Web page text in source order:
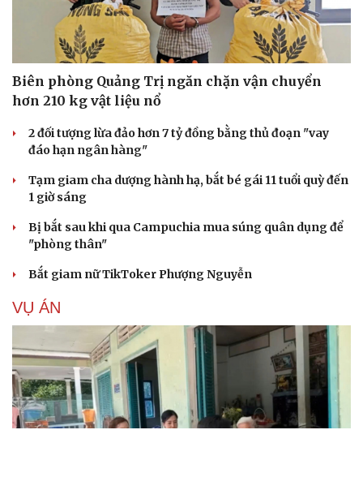
Biên phòng Quảng Trị ngăn chặn vận chuyển
hơn 210 kg vật liệu nổ
2 đối tượng lừa đảo hơn 7 tỷ đồng bằng thủ đoạn "vay
đáo hạn ngân hàng"
Tạm giam cha dượng hành hạ, bắt bé gái 11 tuổi quỳ đến
1 giờ sáng
Bị bắt sau khi qua Campuchia mua súng quân dụng để
"phòng thân"
Bắt giam nữ TikToker Phượng Nguyễn
VỤ ÁN